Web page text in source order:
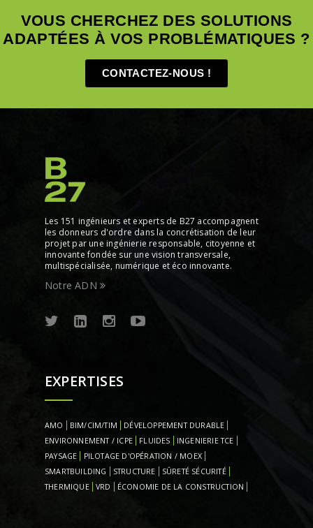
VOUS CHERCHEZ DES SOLUTIONS
ADAPTÉES À VOS PROBLÉMATIQUES ?
CONTACTEZ-NOUS !
Les 151 ingénieurs et experts de B27 accompagnent
les donneurs d'ordre dans la concrétisation de leur
projet par une ingénierie responsable, citoyenne et
innovante fondée sur une vision transversale,
multispécialisée, numérique et éco innovante.
Notre ADN
EXPERTISES
AMO BIM/CIM/TIM
DÉVELOPPEMENT DURABLE
ENVIRONNEMENT / ICPE
FLUIDES
INGENIERIE TCE
PAYSAGE
PILOTAGE D'OPÉRATION / MOEX
SMARTBUILDING
STRUCTURE
SÛRETÉ SÉCURITÉ
THERMIQUE
VRD ÉCONOMIE DE LA CONSTRUCTION